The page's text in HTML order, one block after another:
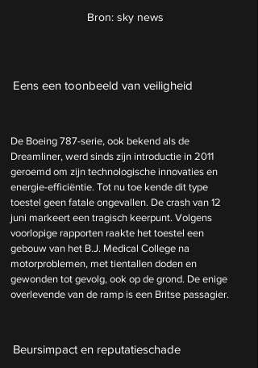
Bron: sky news
Eens een toonbeeld van veiligheid
De Boeing 787-serie, ook bekend als de
Dreamliner, werd sinds zijn introductie in 2011
geroemd om zijn technologische innovaties en
energie-efficiëntie. Tot nu toe kende dit type
toestel geen fatale ongevallen. De crash van 12
juni markeert een tragisch keerpunt. Volgens
voorlopige rapporten raakte het toestel een
gebouw van het B.J. Medical College na
motorproblemen, met tientallen doden en
gewonden tot gevolg, ook op de grond. De enige
overlevende van de ramp is een Britse passagier.
Beursimpact en reputatieschade